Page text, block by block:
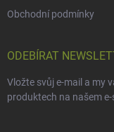
Obchodní podmínky
ODEBÍRAT
Vložte svůj e-mail a my
produktech na našem